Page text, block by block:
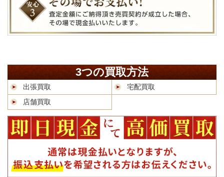
3つの買取方法
出張買取
宅配買取
店舗買取